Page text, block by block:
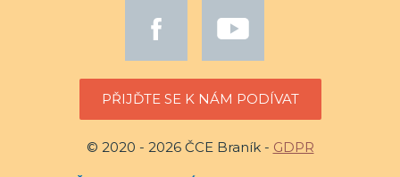
PŘIJĎTE SE K NÁM PODÍVAT
© 2020 - 2026 ČCE Braník - GDPR